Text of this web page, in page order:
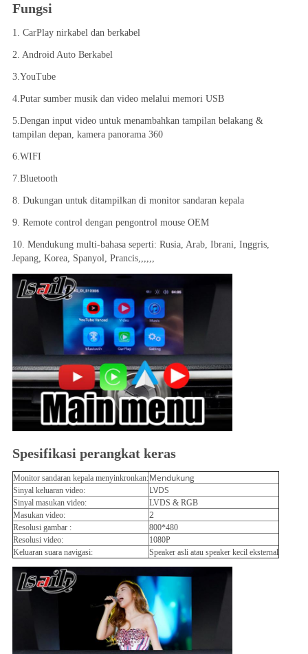
Fungsi
1. CarPlay nirkabel dan berkabel
2. Android Auto Berkabel
3.YouTube
4.Putar sumber musik dan video melalui memori USB
5.Dengan input video untuk menambahkan tampilan belakang &
tampilan depan, kamera panorama 360
6.WIFI
7.Bluetooth
8. Dukungan untuk ditampilkan di monitor sandaran kepala
9. Remote control dengan pengontrol mouse OEM
10. Mendukung multi-bahasa seperti: Rusia, Arab, Ibrani, Inggris,
Jepang, Korea, Spanyol, Prancis,,,,,,
Spesifikasi perangkat keras
Monitor sandaran kepala menyinkronkan:Mendukung
Sinyal keluaran video: LVDS
Sinyal masukan video:
LVDS & RGB
Masukan video:
2
Resolusi gambar :
800*480
Resolusi video:
1080P
Keluaran suara navigasi:
Speaker asli atau speaker kecil eksternal